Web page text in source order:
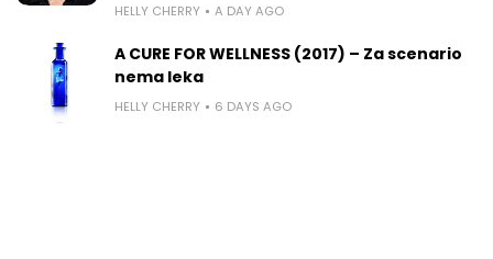
HELLY CHERRY A DAY AGO
A CURE FOR WELLNESS (2017) – Za scenario
nema leka
HELLY CHERRY 6 DAYS AGO